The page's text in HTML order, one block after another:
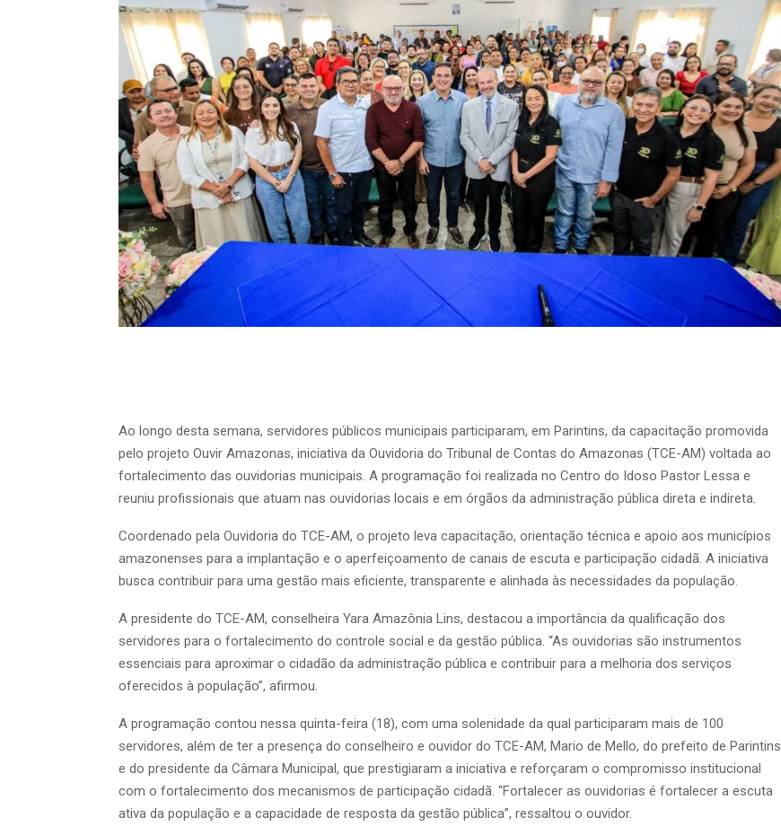
Ao longo desta semana, servidores públicos municipais participaram, em Parintins, da capacitação promovida
pelo projeto Ouvir Amazonas, iniciativa da Ouvidoria do Tribunal de Contas do Amazonas (TCE-AM) voltada ao
fortalecimento das ouvidorias municipais. A programação foi realizada no Centro do Idoso Pastor Lessa e
reuniu profissionais que atuam nas ouvidorias locais e em órgãos da administração pública direta e indireta.
Coordenado pela Ouvidoria do TCE-AM, o projeto leva capacitação, orientação técnica e apoio aos municípios
amazonenses para a implantação e o aperfeiçoamento de canais de escuta e participação cidadã. A iniciativa
busca contribuir para uma gestão mais eficiente, transparente e alinhada às necessidades da população.
A presidente do TCE-AM, conselheira Yara Amazônia Lins, destacou a importância da qualificação dos
servidores para o fortalecimento do controle social e da gestão pública. “As ouvidorias são instrumentos
essenciais para aproximar o cidadão da administração pública e contribuir para a melhoria dos serviços
oferecidos à população”, afirmou.
A programação contou nessa quinta-feira (18), com uma solenidade da qual participaram mais de 100
servidores, além de ter a presença do conselheiro e ouvidor do TCE-AM, Mario de Mello, do prefeito de Parintins
e do presidente da Câmara Municipal, que prestigiaram a iniciativa e reforçaram o compromisso institucional
com o fortalecimento dos mecanismos de participação cidadã. “Fortalecer as ouvidorias é fortalecer a escuta
ativa da população e a capacidade de resposta da gestão pública”, ressaltou o ouvidor.